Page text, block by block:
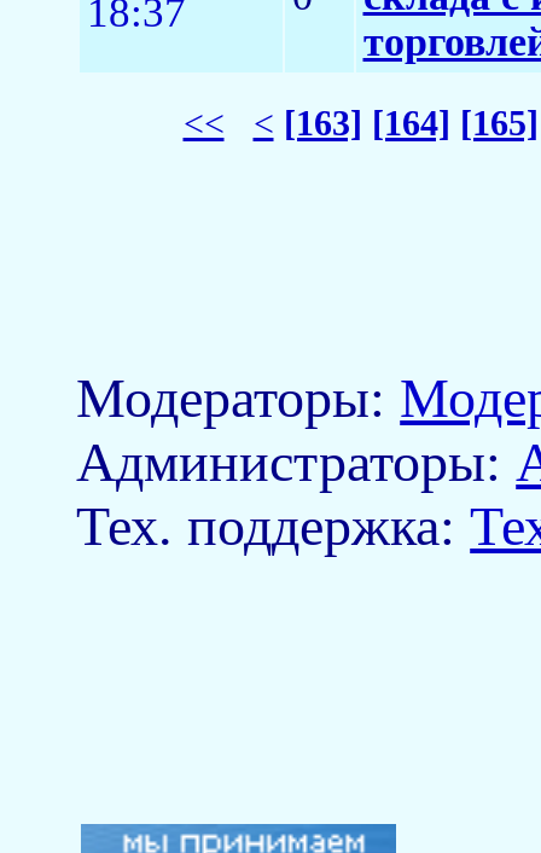
18:37
<< < [163] [164] [165]
Модераторы:
Aдминистраторы:
Тех. поддержка: